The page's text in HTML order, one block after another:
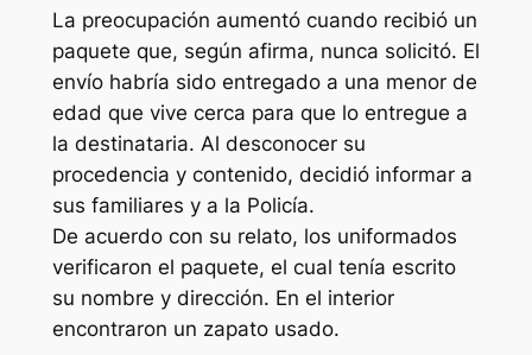
La preocupación aumentó cuando recibió un
paquete que, según afirma, nunca solicitó. El
envío habría sido entregado a una menor de
edad que vive cerca para que lo entregue a
la destinataria. Al desconocer su
procedencia y contenido, decidió informar a
sus familiares y a la Policía.
De acuerdo con su relato, los uniformados
verificaron el paquete, el cual tenía escrito
su nombre y dirección. En el interior
encontraron un zapato usado.